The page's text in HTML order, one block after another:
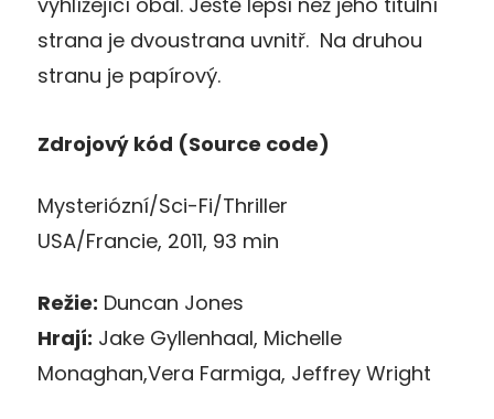
strana je dvoustrana uvnitř. Na druhou
stranu je papírový.
Zdrojový kód (Source code)
Mysteriózní/Sci-Fi/Thriller
USA/Francie, 2011, 93 min
Režie: Duncan Jones
Hrají: Jake Gyllenhaal, Michelle
Monaghan,Vera Farmiga, Jeffrey Wright